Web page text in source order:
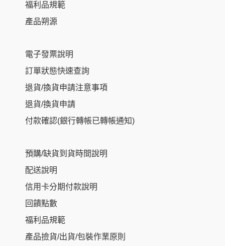
福利品規範
產品朔源
電子發票說明
訂單狀態快速查詢
退貨/換貨申請注意事項
退貨/換貨申請
付款確認(銀行轉帳已轉帳通知)
預購/缺貨到貨時間說明
配送說明
信用卡分期付款說明
回饋點數
福利品規範
產品撿貨/出貨/包裝作業原則
Item added to cart.